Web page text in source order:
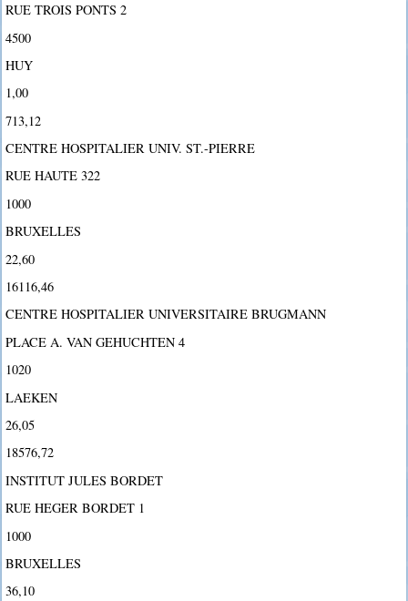
RUE TROIS PONTS 2
4500
HUY
1,00
713,12
CENTRE HOSPITALIER UNIV. ST.-PIERRE
RUE HAUTE 322
1000
BRUXELLES
22,60
16116,46
CENTRE HOSPITALIER UNIVERSITAIRE BRUGMANN
PLACE A. VAN GEHUCHTEN 4
1020
LAEKEN
26,05
18576,72
INSTITUT JULES BORDET
RUE HEGER BORDET 1
1000
BRUXELLES
36,10